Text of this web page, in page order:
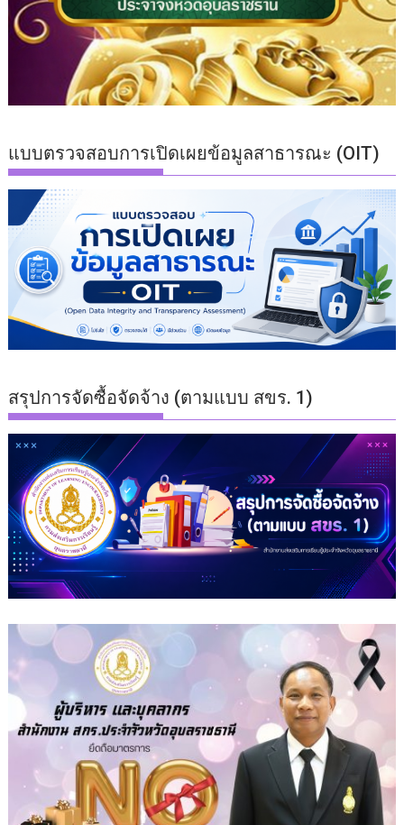
แบบตรวจสอบการเปิดเผยข้อมูลสาธารณะ (OIT)
สรุปการจัดซื้อจัดจ้าง (ตามแบบ สขร. 1)